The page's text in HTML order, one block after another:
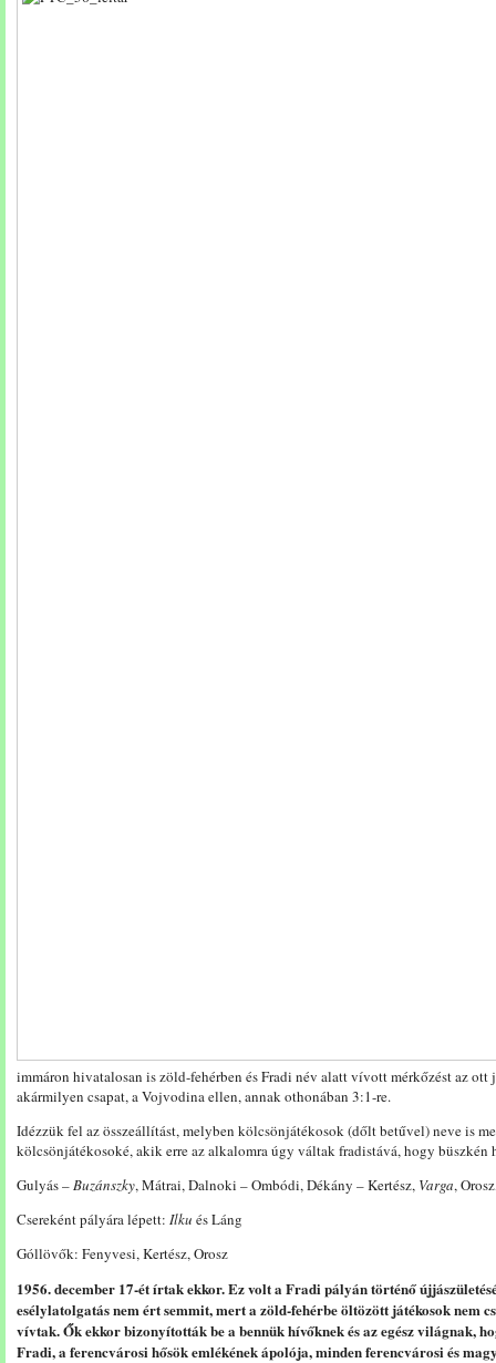
immáron hivatalosan is zöld-fehérben és Fradi név alatt vívott mérkőzést az ott
akármilyen csapat, a Vojvodina ellen, annak othonában 3:1-re.
Idézzük fel az összeállítást, melyben kölcsönjátékosok (dőlt betűvel) neve is
kölcsönjátékosoké, akik erre az alkalomra úgy váltak fradistává, hogy büszkén
Gulyás –Buzánszky, Mátrai, Dalnoki – Ombódi, Dékány – Kertész, Varga,
Csereként pályára lépett: Ilku és Láng
Góllövők: Fenyvesi, Kertész, Orosz
1956. december 17-ét írtak ekkor. Ez volt a Fradi pályán történő
esélylatolgatás nem ért semmit, mert a zöld-fehérbe öltözött játékosok nem
vívtak. Ők ekkor bizonyították be a bennük hívőknek és az egész világnak,
Fradi, a ferencvárosi hősök emlékének ápolója, minden ferencvárosi és